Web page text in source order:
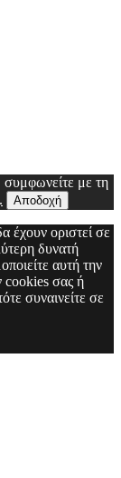
συμφωνείτε με τη
Αποδοχή
έχουν οριστεί σε
δυνατή
αυτή την
cookies σας ή
συναινείτε σε